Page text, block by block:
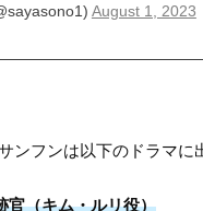
August 1, 2023
ンフンは以下のドラマに
官（キム・ルリ役）